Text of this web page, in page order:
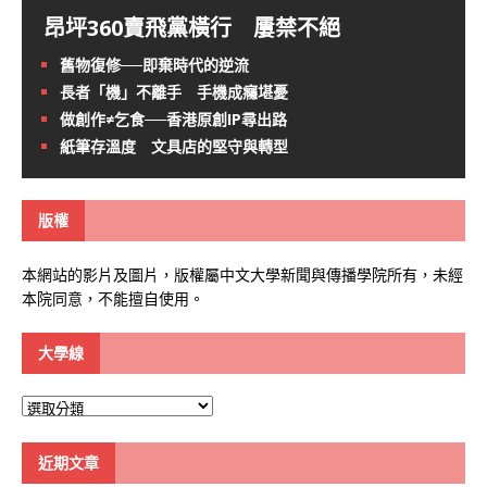
昂坪360賣飛黨橫行 屢禁不絕
舊物復修──即棄時代的逆流
長者「機」不離手 手機成癮堪憂
做創作≠乞食──香港原創IP尋出路
紙筆存溫度 文具店的堅守與轉型
版權
本網站的影片及圖片，版權屬中文大學新聞與傳播學院所有，未經
本院同意，不能擅自使用。
大學線
大
近期文章